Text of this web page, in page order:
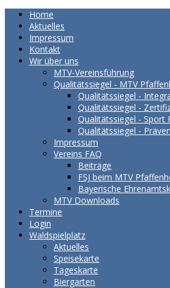
Home
Aktuelles
Impressum
Kontakt
Wir über uns
MTV-Vereinsführung
Qualitätssiegel - MTV
Qualitätssiegel -
Qualitätssiegel -
Qualitätssiegel - Sport
Qualitätssiegel -
Impressum
Vereins FAQ
Beiträge
FSJ beim MTV
Bayerische
MTV Downloads
Termine
Login
Waldspielplatz
Aktuelles
Speisekarte
Tageskarte
Biergarten